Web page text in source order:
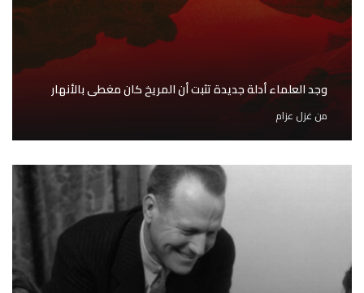
وجد العلماء أدلة جديدة تثبت أن المريخ كان مغطى بالأنهار
من غزل عزام